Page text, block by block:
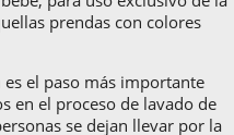
prendas con colores
el paso más importante
en el proceso de lavado de
se dejan llevar por la